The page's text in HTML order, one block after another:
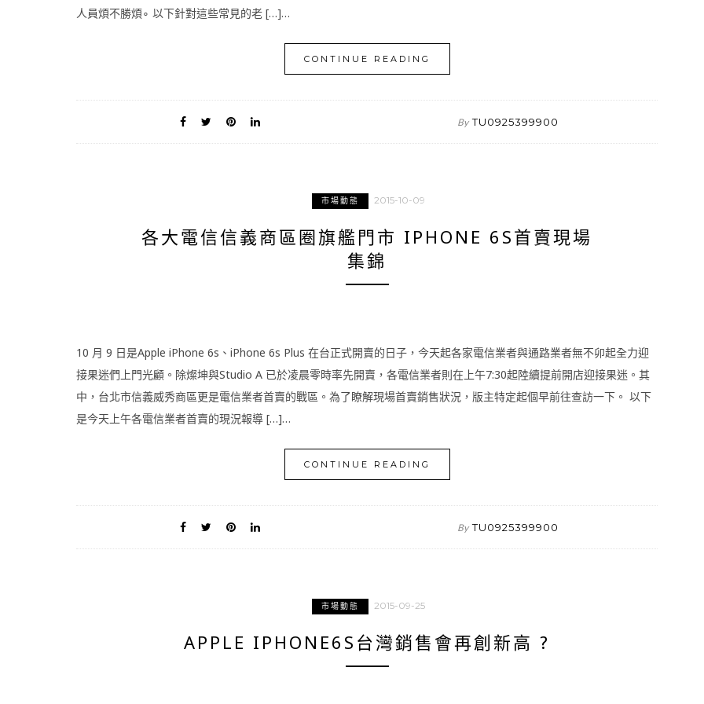
人員煩不勝煩∘ 以下針對這些常見的老 […]…
CONTINUE READING
By TU0925399900
市場動態 2015-10-09
各大電信信義商區圈旗艦門市 IPHONE 6S首賣現場
集錦
10 月 9 日是Apple iPhone 6s、iPhone 6s Plus 在台正式開賣的日子，今天起各家電信業者與通路業者無不卯起全力迎
接果迷們上門光顧。除燦坤與Studio A 已於凌晨零時率先開賣，各電信業者則在上午7:30起陸續提前開店迎接果迷。其
中，台北市信義威秀商區更是電信業者首賣的戰區。為了瞭解現場首賣銷售狀況，版主特定起個早前往查訪一下。 以下
是今天上午各電信業者首賣的現況報導 […]…
CONTINUE READING
By TU0925399900
市場動態 2015-09-25
APPLE IPHONE6S台灣銷售會再創新高 ?